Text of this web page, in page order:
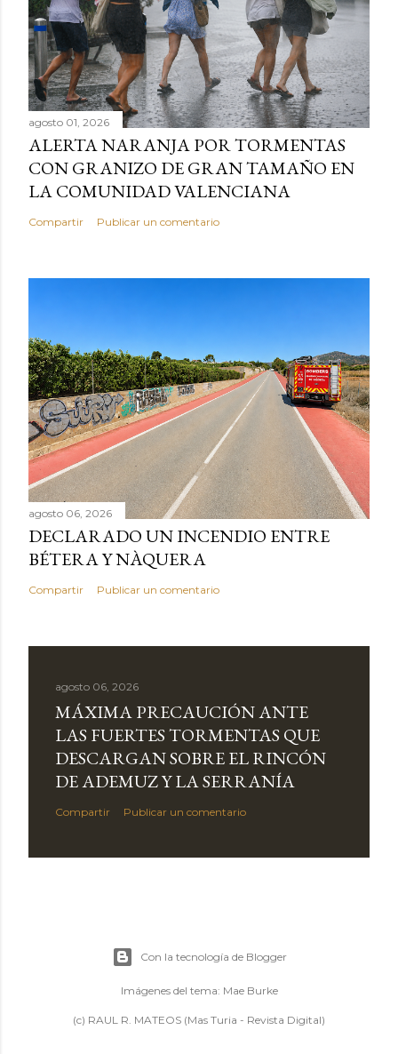
agosto 01, 2026
ALERTA NARANJA POR TORMENTAS
CON GRANIZO DE GRAN TAMAÑO EN
LA COMUNIDAD VALENCIANA
Compartir Publicar un comentario
agosto 06, 2026
DECLARADO UN INCENDIO ENTRE
BÉTERA Y NÀQUERA
Compartir Publicar un comentario
agosto 06, 2026
MÁXIMA PRECAUCIÓN ANTE
LAS FUERTES TORMENTAS QUE
DESCARGAN SOBRE EL RINCÓN
DE ADEMUZ Y LA SERRANÍA
Compartir Publicar un comentario
Con la tecnología de Blogger
Imágenes del tema: Mae Burke
(c) RAUL R. MATEOS (Mas Turia - Revista Digital)